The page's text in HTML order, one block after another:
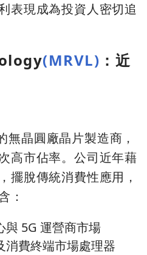
表現成為投資人密切追
(MRVL) ：近
晶圓廠晶片製造商，
高市佔率。公司近年藉
擺脫傳統消費性應用，
：
與 5G 運營商市場
消費終端市場處理器